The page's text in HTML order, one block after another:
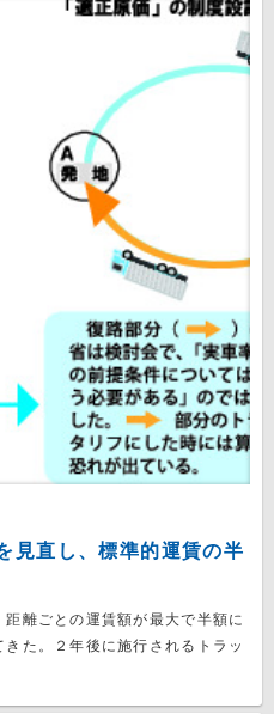
直し、標準的運賃の半
離ごとの運賃額が最大で半額に
た。２年後に施行されるトラッ